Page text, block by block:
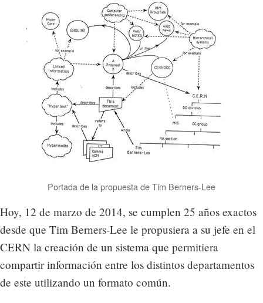
Portada de la propuesta de Tim Berners-Lee
Hoy, 12 de marzo de 2014, se cumplen 25 años exactos
desde que Tim Berners-Lee le propusiera a su jefe en el
CERN la creación de un sistema que permitiera
compartir información entre los distintos departamentos
de este utilizando un formato común.